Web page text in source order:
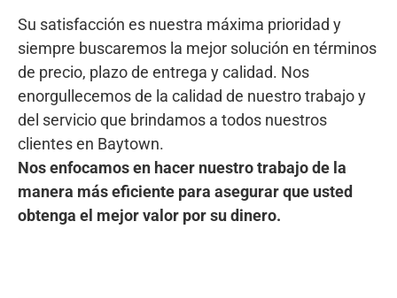
Su satisfacción es nuestra máxima prioridad y
siempre buscaremos la mejor solución en términos
de precio, plazo de entrega y calidad. Nos
enorgullecemos de la calidad de nuestro trabajo y
del servicio que brindamos a todos nuestros
clientes en Baytown.
Nos enfocamos en hacer nuestro trabajo de la
manera más eficiente para asegurar que usted
obtenga el mejor valor por su dinero.